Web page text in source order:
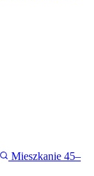
Mieszkanie 45–